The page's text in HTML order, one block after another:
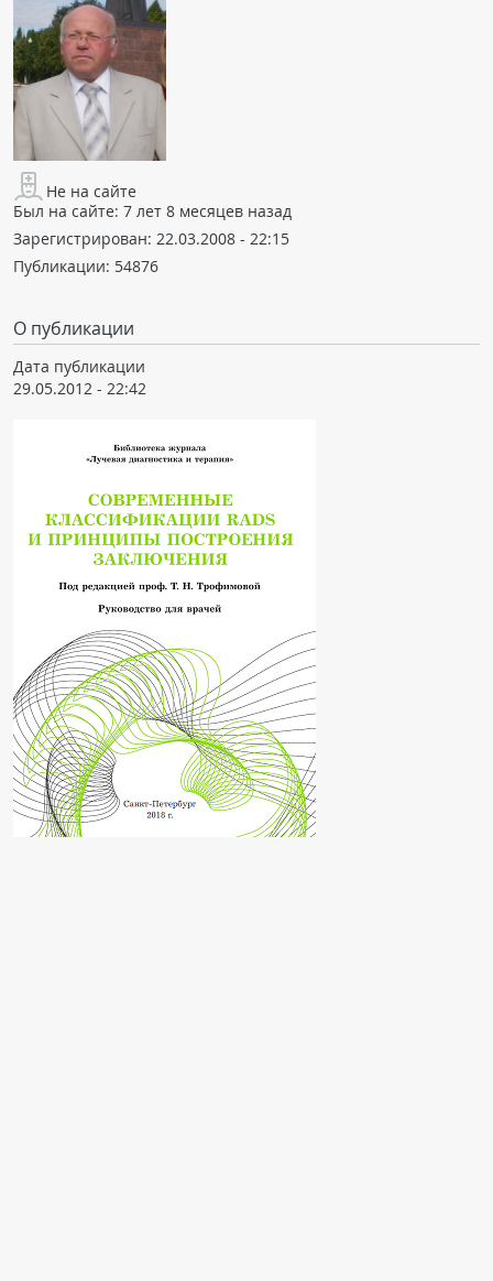
КНИЖНЫЙ МАГАЗИН
ПАЦИЕНТАМ
Где пройти обследование
Компьютерная томография (КТ)
Магнитно-резонансная томография (МРТ)
Спросить врача
Не на сайте
Был на сайте: 7 лет 8 месяцев назад
Зарегистрирован: 22.03.2008 - 22:15
Публикации: 54876
О публикации
Дата публикации
29.05.2012 - 22:42